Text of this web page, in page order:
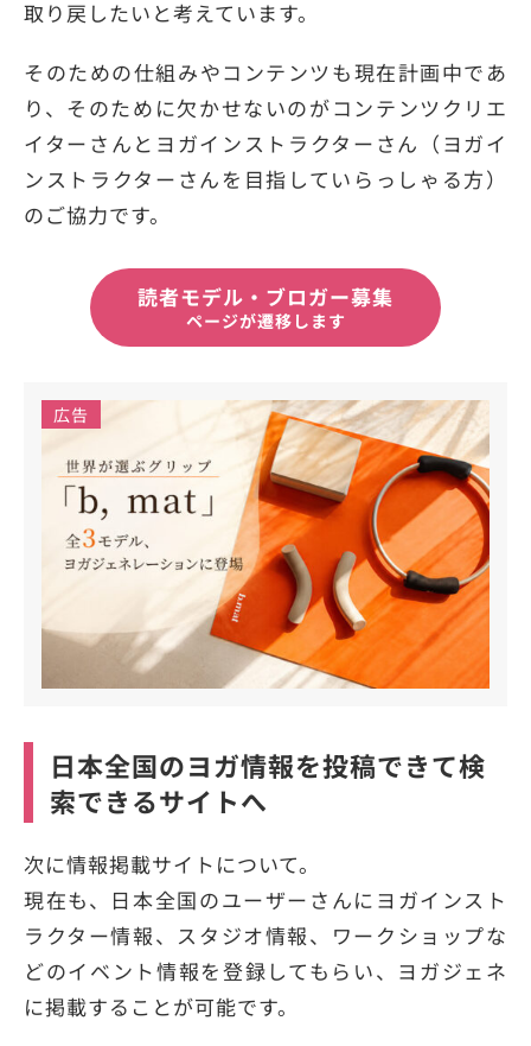
取り戻したいと考えています。
そのための仕組みやコンテンツも現在計画中であ
り、そのために欠かせないのがコンテンツクリエ
イターさんとヨガインストラクターさん（ヨガイ
ンストラクターさんを目指していらっしゃる方）
のご協力です。
読者モデル・ブロガー募集
ページが遷移します
広告
日本全国のヨガ情報を投稿できて検
索できるサイトへ
次に情報掲載サイトについて。
現在も、日本全国のユーザーさんにヨガインスト
ラクター情報、スタジオ情報、ワークショップな
どのイベント情報を登録してもらい、ヨガジェネ
に掲載することが可能です。